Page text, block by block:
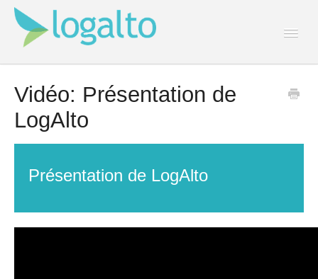
Contact
Vidéo: Présentation de
LogAlto
Présentation de LogAlto